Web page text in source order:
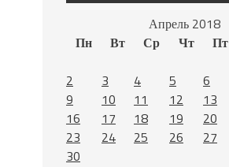
Апрель 2018
Пн
Вт Ср Чт Пт
2
3 4 5 6
9
10 11 12 13
16
17 18 19 20
23
24 25 26 27
30